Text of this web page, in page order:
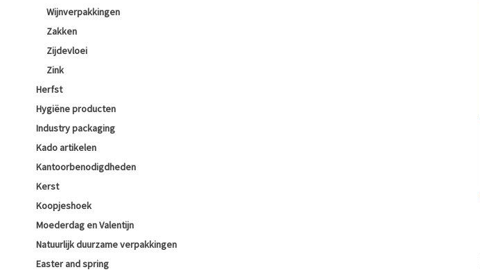
Wijnverpakkingen
Zakken
Zijdevloei
Zink
Herfst
Hygiëne producten
Industry packaging
Kado artikelen
Kantoorbenodigdheden
Kerst
Koopjeshoek
Moederdag en Valentijn
Natuurlijk duurzame verpakkingen
Easter and spring